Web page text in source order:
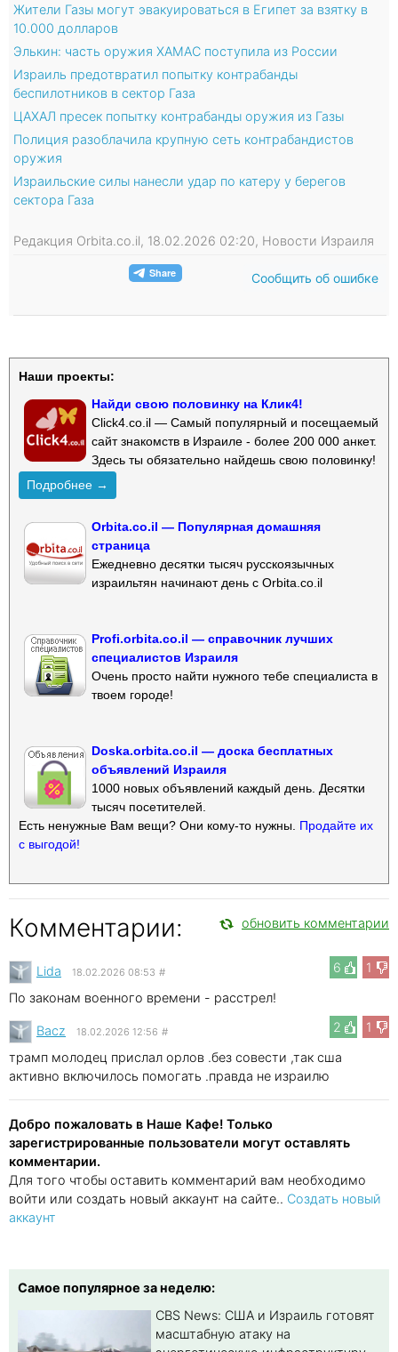
Жители Газы могут эвакуироваться в Египет за взятку в
10.000 долларов
Элькин: часть оружия ХАМАС поступила из России
Израиль предотвратил попытку контрабанды
беспилотников в сектор Газа
ЦАХАЛ пресек попытку контрабанды оружия из Газы
Полиция разоблачила крупную сеть контрабандистов
оружия
Израильские силы нанесли удар по катеру у берегов
сектора Газа
Редакция Orbita.co.il, 18.02.2026 02:20, Новости Израиля
Сообщить об ошибке
Наши проекты:
Найди свою половинку на Клик4!
Click4.co.il — Самый популярный и посещаемый
сайт знакомств в Израиле - более 200 000 анкет.
Здесь ты обязательно найдешь свою половинку!
Подробнее →
Orbita.co.il — Популярная домашняя
страница
Ежедневно десятки тысяч русскоязычных
израильтян начинают день с Orbita.co.il
Profi.orbita.co.il — справочник лучших
специалистов Израиля
Очень просто найти нужного тебе специалиста в
твоем городе!
Doska.orbita.co.il — доска бесплатных
объявлений Израиля
1000 новых объявлений каждый день. Десятки
тысяч посетителей.
Есть ненужные Вам вещи? Они кому-то нужны. Продайте их
с выгодой!
Комментарии: обновить комментарии
6 1
Lida 18.02.2026 08:53 #
По законам военного времени - расстрел!
2
1
Bacz 18.02.2026 12:56 #
трамп молодец прислал орлов .без совести ,так сша
активно включилось помогать .правда не израилю
Добро пожаловать в Наше Кафе! Только
зарегистрированные пользователи могут оставлять
комментарии.
Для того чтобы оставить комментарий вам необходимо
войти или создать новый аккаунт на сайте.. Создать новый
аккаунт
Самое популярное за неделю:
CBS News: США и Израиль готовят
масштабную атаку на